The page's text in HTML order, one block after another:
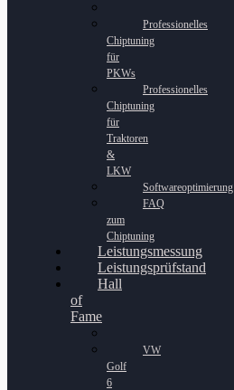
Professionelles
Chiptuning
für
PKWs
Professionelles
Chiptuning
für
Traktoren
&
LKW
Softwareoptimierung
FAQ
zum
Chiptuning
Leistungsmessung
Leistungsprüfstand
Hall
of
Fame
VW
Golf
6